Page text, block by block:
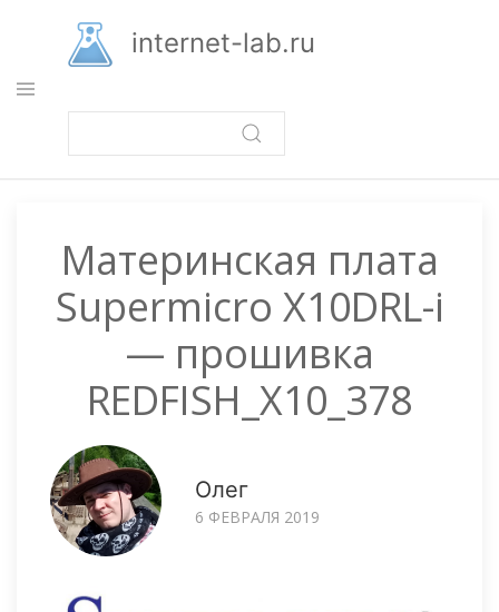
основному
содержанию
internet-lab.ru
Материнская плата
Supermicro X10DRL-i
— прошивка
REDFISH_X10_378
Олег
6 ФЕВРАЛЯ 2019